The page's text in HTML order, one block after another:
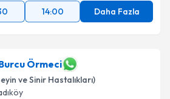
14:00 Daha Fazla
Örmeci
ve Sinir Hastalıkları)